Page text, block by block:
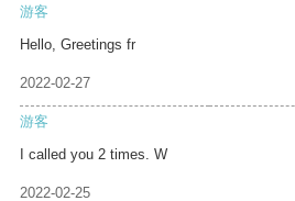
游客
Hello, Greetings fr
2022-02-27
游客
I called you 2 times. W
2022-02-25